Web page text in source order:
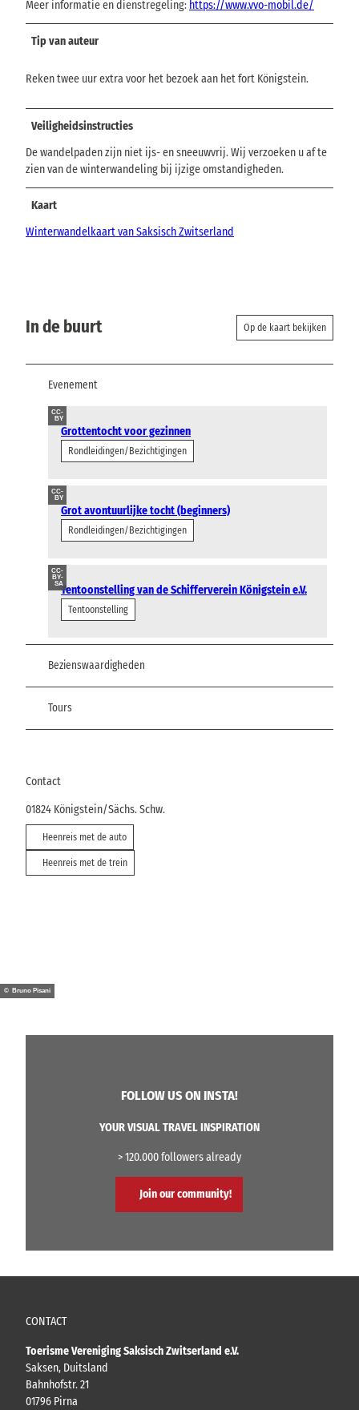
Meer informatie en dienstregeling: https://www.vvo-mobil.de/
Tip van auteur
Reken twee uur extra voor het bezoek aan het fort Königstein.
Veiligheidsinstructies
De wandelpaden zijn niet ijs- en sneeuwvrij. Wij verzoeken u af te
zien van de winterwandeling bij ijzige omstandigheden.
Kaart
Winterwandelkaart van Saksisch Zwitserland
In de buurt Op de kaart bekijken
Evenement
CC-
BY
Grottentocht voor gezinnen
Rondleidingen/Bezichtigingen
CC-
BY
Grot avontuurlijke tocht (beginners)
Rondleidingen/Bezichtigingen
CC-
BY-
SATentoonstelling van de Schifferverein Königstein e.V.
Tentoonstelling
Bezienswaardigheden
Tours
Contact
01824 Königstein/Sächs. Schw.
Heenreis met de auto
Heenreis met de trein
© Bruno Pisani
FOLLOW US ON INSTA!
YOUR VISUAL TRAVEL INSPIRATION
> 120.000 followers already
Join our community!
CONTACT
Toerisme Vereniging Saksisch Zwitserland e.V.
Saksen, Duitsland
Bahnhofstr. 21
01796 Pirna